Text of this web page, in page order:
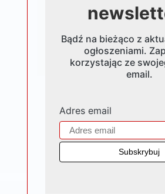
Bądź na bieżąco z
ogłoszeniami.
korzystając ze
email.
Adres email